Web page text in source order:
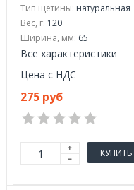
Тип щетины: натуральная
Вес, г: 120
Ширина, мм: 65
Все характеристики
Цена с НДС
275 руб
КУПИТЬ